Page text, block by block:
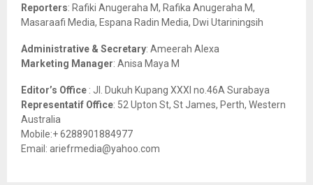
Reporters: Rafiki Anugeraha M, Rafika Anugeraha M,
Masaraafi Media, Espana Radin Media, Dwi Utariningsih
Administrative & Secretary: Ameerah Alexa
Marketing Manager: Anisa Maya M
Editor’s Office : Jl. Dukuh Kupang XXXI no.46A Surabaya
Representatif Office: 52 Upton St, St James, Perth, Western
Australia
Mobile:+ 6288901884977
Email: ariefrmedia@yahoo.com